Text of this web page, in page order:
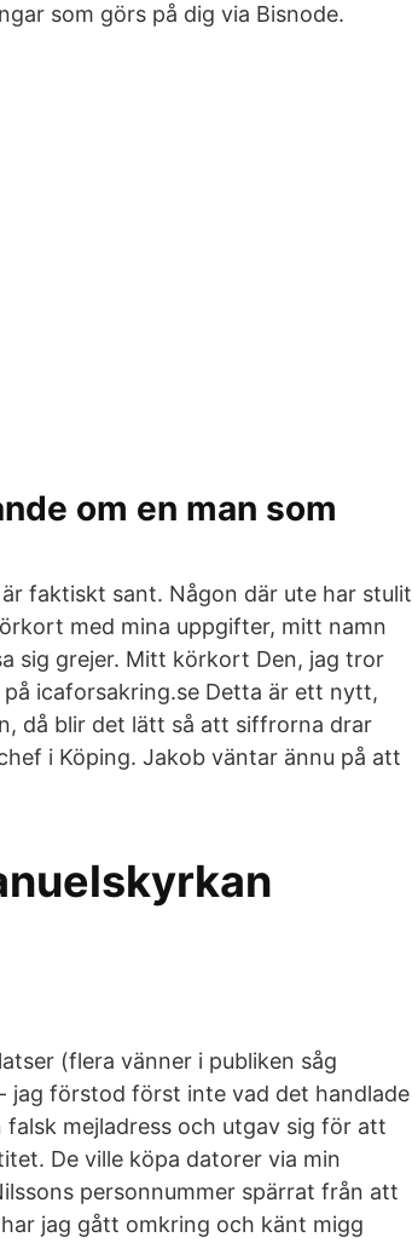
som görs på dig via Bisnode.
om en man som
faktiskt sant. Någon där ute har stulit
med mina uppgifter, mitt namn
sig grejer. Mitt körkort Den, jag tror
icaforsakring.se Detta är ett nytt,
då blir det lätt så att siffrorna drar
i Köping. Jakob väntar ännu på att
(flera vänner i publiken såg
jag förstod först inte vad det handlade
mejladress och utgav sig för att
De ville köpa datorer via min
personnummer spärrat från att
jag gått omkring och känt migg